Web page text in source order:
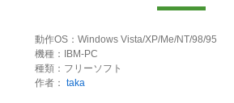
動作OS：Windows Vista/XP/Me/NT/98/95
機種：IBM-PC
種類：フリーソフト
作者： taka